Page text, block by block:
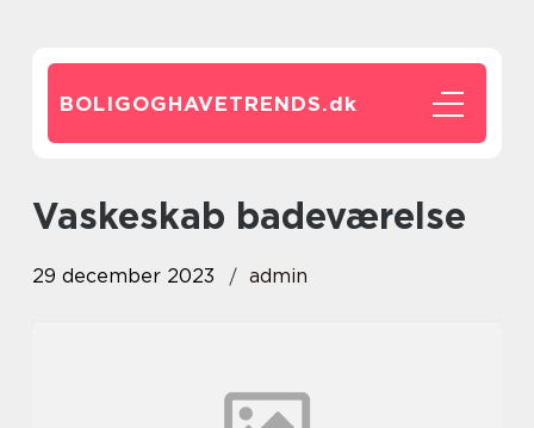
BOLIGOGHAVETRENDS.dk
vaskeskab badeværelse
29 december 2023 admin